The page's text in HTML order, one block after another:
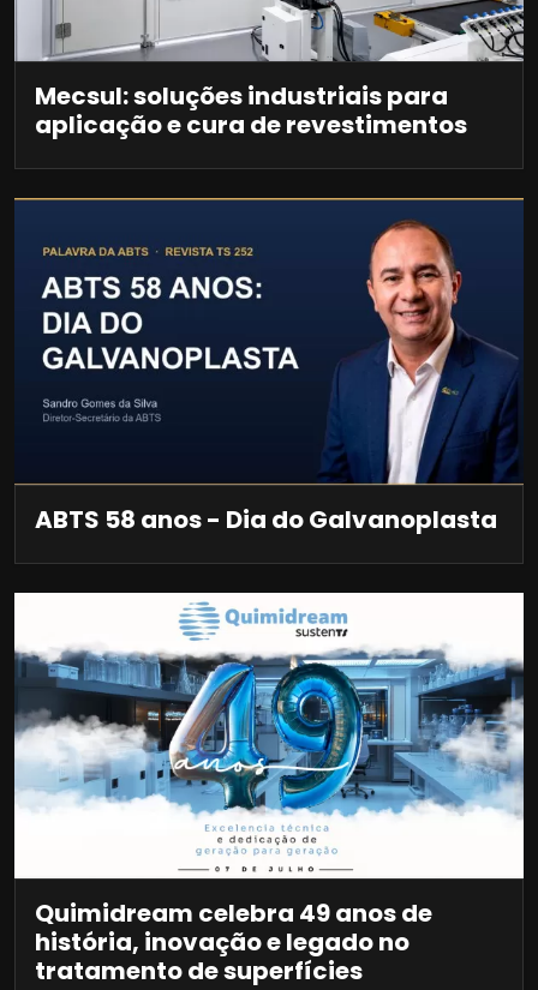
Mecsul: soluções industriais para
aplicação e cura de revestimentos
ABTS 58 anos - Dia do Galvanoplasta
Quimidream celebra 49 anos de
história, inovação e legado no
tratamento de superfícies